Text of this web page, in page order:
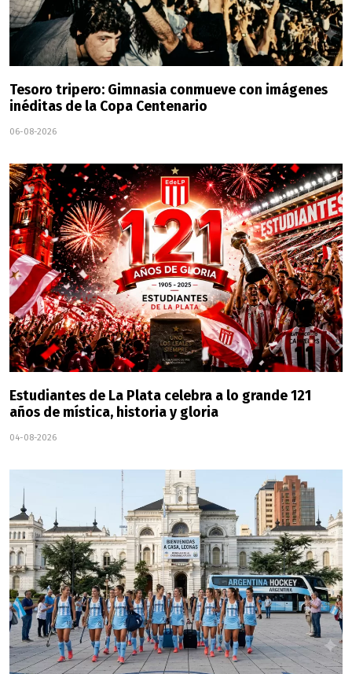
Tesoro tripero: Gimnasia conmueve con imágenes
inéditas de la Copa Centenario
06-08-2026
Estudiantes de La Plata celebra a lo grande 121
años de mística, historia y gloria
04-08-2026